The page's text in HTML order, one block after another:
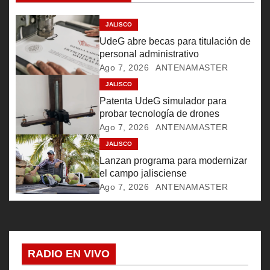
ó
n
d
e
n
t
r
a
JALISCO
UdeG abre becas para titulación de
personal administrativo
Ago 7, 2026 ANTENAMASTER
JALISCO
Patenta UdeG simulador para
probar tecnología de drones
Ago 7, 2026 ANTENAMASTER
JALISCO
Lanzan programa para modernizar
el campo jalisciense
Ago 7, 2026 ANTENAMASTER
RADIO EN VIVO